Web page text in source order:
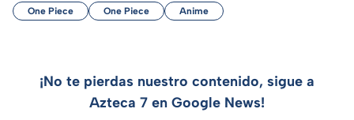
One Piece One Piece Anime
¡No te pierdas nuestro contenido, sigue a
Azteca 7 en Google News!